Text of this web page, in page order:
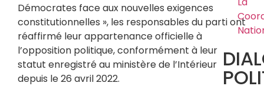
Démocrates face aux nouvelles exigences
constitutionnelles », les responsables du parti ont
réaffirmé leur appartenance officielle à
l’opposition politique, conformément à leur
statut enregistré au ministère de l’Intérieur
depuis le 26 avril 2022.